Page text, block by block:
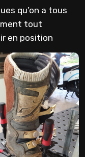
qu’on a tous
tout
en position